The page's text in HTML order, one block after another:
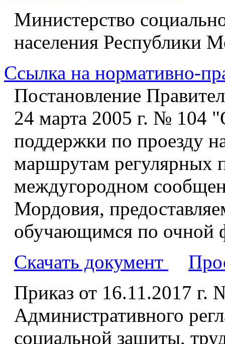
Министерство
населения Республики
Ссылка на нормативно-
Постановление
24 марта 2005 г. № 104
поддержки по проезду
маршрутам регулярных
междугородном
Мордовия,
обучающимся по очной
Скачать документ
Приказ от 16.11.2017
Административного
социальной защиты,